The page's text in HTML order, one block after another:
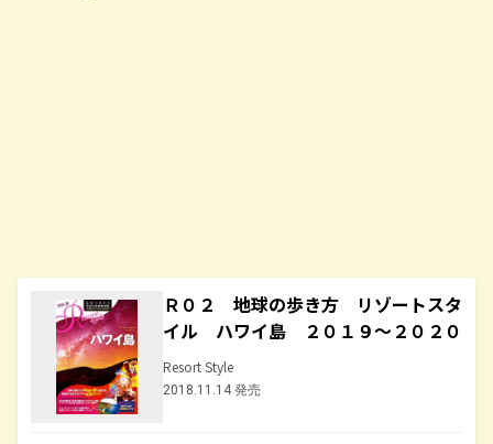
Ｒ０２ 地球の歩き方 リゾートスタ
イル ハワイ島 ２０１９～２０２０
Resort Style
2018.11.14 発売